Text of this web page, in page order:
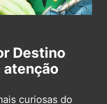
Destino
atenção
curiosas do